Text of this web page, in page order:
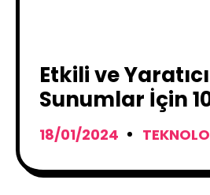
Etkili ve Yaratıcı
Sunumlar İçin
Programı
18/01/2024